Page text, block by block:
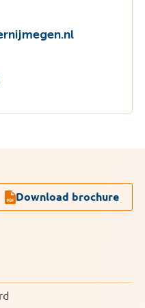
Download brochure